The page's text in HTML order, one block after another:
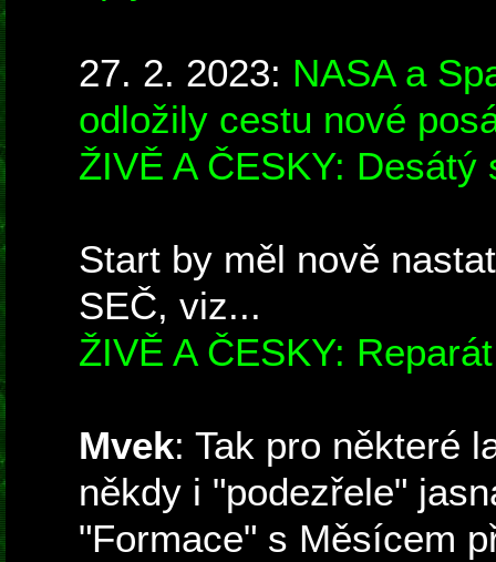
27. 2. 2023: NASA a
odložily cestu nové
ŽIVĚ A ČESKY:
Start by měl nově
SEČ, viz...
ŽIVĚ A ČESKY:
Mvek: Tak pro některé
někdy i "podezřele"
"Formace" s Měsícem